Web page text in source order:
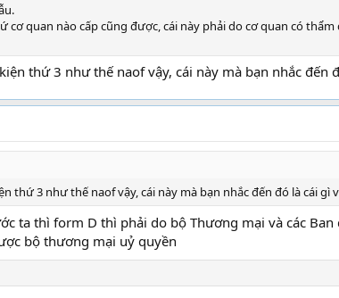
cơ quan nào cấp cũng được, cái này phải do cơ quan có
thứ 3 như thế naof vậy, cái này mà bạn nhắc đến
thứ 3 như thế naof vậy, cái này mà bạn nhắc đến đó là cái gì
ta thì form D thì phải do bộ Thương mại và các Ban
bộ thương mại uỷ quyền